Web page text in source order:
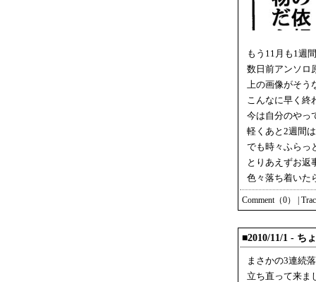
もう11月も1週
数日前アンソロ
上の画像がそう
こんなに早く終
今は自分のやっ
軽くあと2週間
でも時々ふらっ
とりあえずお返
色々落ち着いた
Comment（0）
■2010/11/1 - ち
まさかの3連続
立ち直って来ま